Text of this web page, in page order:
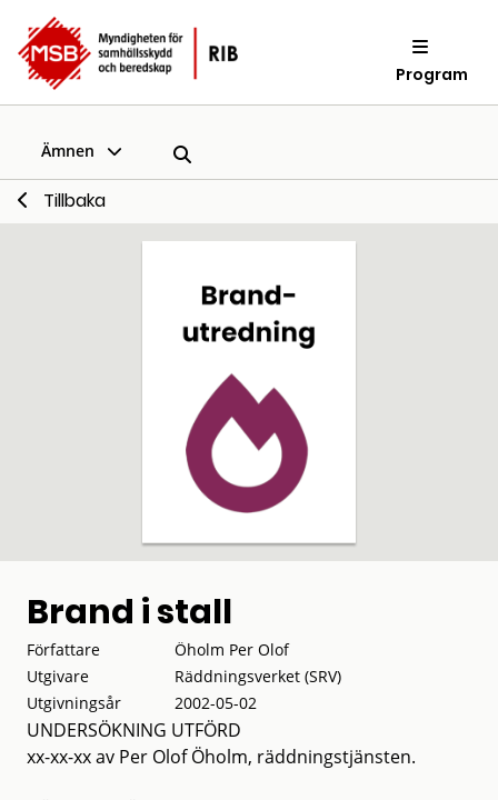
Program
Ämnen
Tillbaka
Brand i stall
Författare
Öholm Per Olof
Utgivare
Räddningsverket (SRV)
Utgivningsår
2002-05-02
UNDERSÖKNING UTFÖRD
xx-xx-xx av Per Olof Öholm, räddningstjänsten.